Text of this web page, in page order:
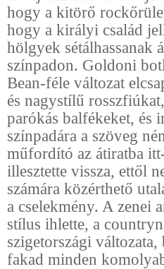
hogy a kitörő
hogy a királyi család
hölgyek sétálhassanak
színpadon. Goldoni
Bean-féle változat
és nagystílű
parókás balfékeket, és
színpadára a szöveg
műfordító az átiratba
illesztette vissza, ettől
számára közérthető
a cselekmény. A zenei
stílus ihlette, a
szigetországi
fakad minden